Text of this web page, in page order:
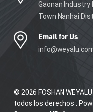
Gaonan Industry
Town Nanhai
Email for Us
© 2026 FOSHAN
todos los derechos .